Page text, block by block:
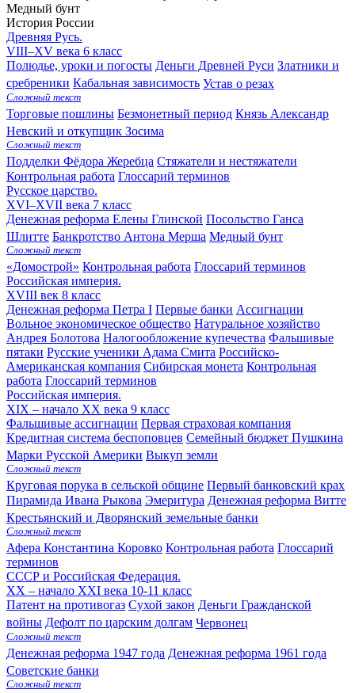
Медный бунт
История России
Древняя Русь.
VIII–XV века 6 класс
Полюдье, уроки и погосты Деньги Древней Руси Златники и
сребреники Кабальная зависимость Устав о резах
Сложный текст
Торговые пошлины Безмонетный период Князь Александр
Невский и откупщик Зосима
Сложный текст
Подделки Фёдора Жеребца Стяжатели и нестяжатели
Контрольная работа Глоссарий терминов
Русское царство.
XVI–XVII века 7 класс
Денежная реформа Елены Глинской Посольство Ганса
Шлитте Банкротство Антона Мерша Медный бунт
Сложный текст
«Домострой» Контрольная работа Глоссарий терминов
Российская империя.
XVIII век 8 класс
Денежная реформа Петра I Первые банки Ассигнации
Вольное экономическое общество Натуральное хозяйство
Андрея Болотова Налогообложение купечества Фальшивые
пятаки Русские ученики Адама Смита Российско-
Американская компания Сибирская монета Контрольная
работа Глоссарий терминов
Российская империя.
XIX – начало XX века 9 класс
Фальшивые ассигнации Первая страховая компания
Кредитная система беспоповцев Семейный бюджет Пушкина
Марки Русской Америки Выкуп земли
Сложный текст
Круговая порука в сельской общине Первый банковский крах
Пирамида Ивана Рыкова Эмеритура Денежная реформа Витте
Крестьянский и Дворянский земельные банки
Сложный текст
Афера Константина Коровко Контрольная работа Глоссарий
терминов
СССР и Российская Федерация.
XX – начало XXI века 10-11 класс
Патент на противогаз Сухой закон Деньги Гражданской
войны Дефолт по царским долгам Червонец
Сложный текст
Денежная реформа 1947 года Денежная реформа 1961 года
Советские банки
Сложный текст